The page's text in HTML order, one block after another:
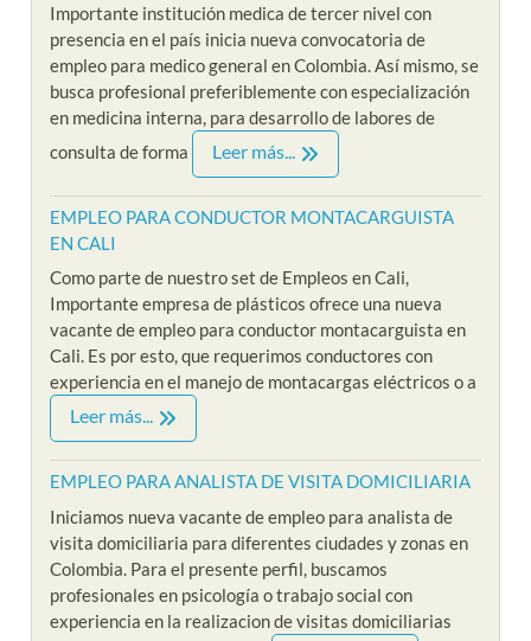
Importante institución medica de tercer nivel con
presencia en el país inicia nueva convocatoria de
empleo para medico general en Colombia. Así mismo, se
busca profesional preferiblemente con especialización
en medicina interna, para desarrollo de labores de
consulta de forma
Leer más...
EMPLEO PARA CONDUCTOR MONTACARGUISTA
EN CALI
Como parte de nuestro set de Empleos en Cali,
Importante empresa de plásticos ofrece una nueva
vacante de empleo para conductor montacarguista en
Cali. Es por esto, que requerimos conductores con
experiencia en el manejo de montacargas eléctricos o a
Leer más...
EMPLEO PARA ANALISTA DE VISITA DOMICILIARIA
Iniciamos nueva vacante de empleo para analista de
visita domiciliaria para diferentes ciudades y zonas en
Colombia. Para el presente perfil, buscamos
profesionales en psicología o trabajo social con
experiencia en la realizacion de visitas domiciliarias